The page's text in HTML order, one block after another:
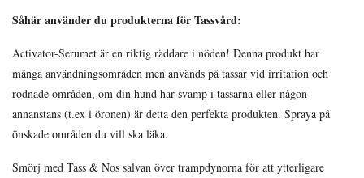
Såhär använder du produkterna för Tassvård:
Activator-Serumet är en riktig räddare i nöden! Denna produkt har
många användningsområden men används på tassar vid irritation och
rodnade områden, om din hund har svamp i tassarna eller någon
annanstans (t.ex i öronen) är detta den perfekta produkten. Spraya på
önskade områden du vill ska läka.
Smörj med Tass & Nos salvan över trampdynorna för att ytterligare